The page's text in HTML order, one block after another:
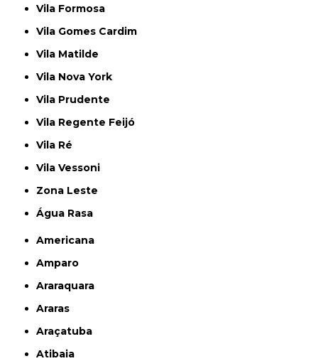
Vila Formosa
Vila Gomes Cardim
Vila Matilde
Vila Nova York
Vila Prudente
Vila Regente Feijó
Vila Ré
Vila Vessoni
Zona Leste
Água Rasa
Americana
Amparo
Araraquara
Araras
Araçatuba
Atibaia